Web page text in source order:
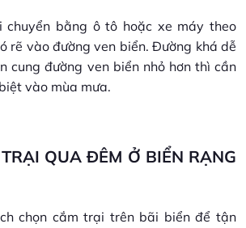
chuyển bằng ô tô hoặc xe máy theo
rẽ vào đường ven biển. Đường khá dễ
cung đường ven biển nhỏ hơn thì cần
vào mùa mưa.
QUA ĐÊM Ở BIỂN RẠNG
chọn cắm trại trên bãi biển để tận